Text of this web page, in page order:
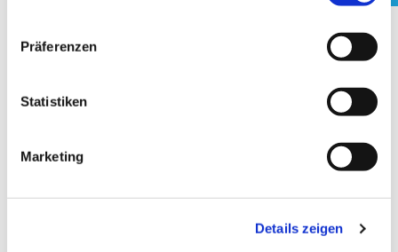
Präferenzen
Statistiken
Marketing
Details zeigen
September 2020
Juni 2020